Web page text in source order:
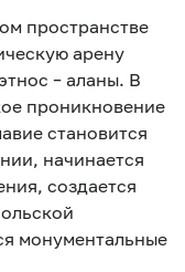
пространстве
арену
– аланы. В
проникновение
становится
начинается
создается
монументальные